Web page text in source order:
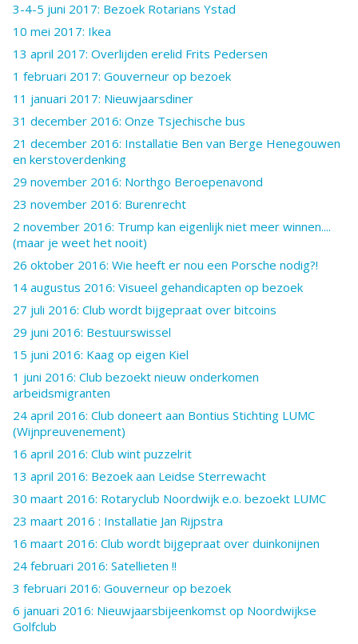
3-4-5 juni 2017: Bezoek Rotarians Ystad
10 mei 2017: Ikea
13 april 2017: Overlijden erelid Frits Pedersen
1 februari 2017: Gouverneur op bezoek
11 januari 2017: Nieuwjaarsdiner
31 december 2016: Onze Tsjechische bus
21 december 2016: Installatie Ben van Berge Henegouwen
en kerstoverdenking
29 november 2016: Northgo Beroepenavond
23 november 2016: Burenrecht
2 november 2016: Trump kan eigenlijk niet meer winnen....
(maar je weet het nooit)
26 oktober 2016: Wie heeft er nou een Porsche nodig?!
14 augustus 2016: Visueel gehandicapten op bezoek
27 juli 2016: Club wordt bijgepraat over bitcoins
29 juni 2016: Bestuurswissel
15 juni 2016: Kaag op eigen Kiel
1 juni 2016: Club bezoekt nieuw onderkomen
arbeidsmigranten
24 april 2016: Club doneert aan Bontius Stichting LUMC
(Wijnpreuvenement)
16 april 2016: Club wint puzzelrit
13 april 2016: Bezoek aan Leidse Sterrewacht
30 maart 2016: Rotaryclub Noordwijk e.o. bezoekt LUMC
23 maart 2016 : Installatie Jan Rijpstra
16 maart 2016: Club wordt bijgepraat over duinkonijnen
24 februari 2016: Satellieten !!
3 februari 2016: Gouverneur op bezoek
6 januari 2016: Nieuwjaarsbijeenkomst op Noordwijkse
Golfclub